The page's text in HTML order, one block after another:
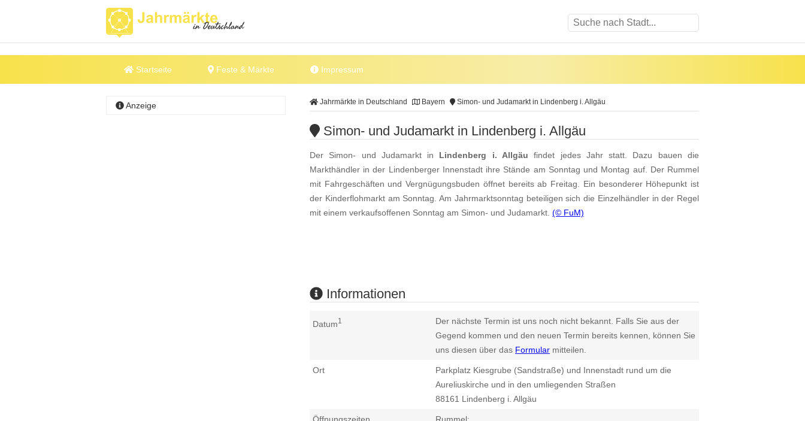
Startseite Feste & Märkte Impressum
Jahrmärkte in Deutschland Bayern Simon- und Judamarkt in Lindenberg i. Allgäu
Simon- und Judamarkt in Lindenberg i. Allgäu
Der Simon- und Judamarkt in Lindenberg i. Allgäu findet jedes Jahr statt. Dazu bauen die
Markthändler in der Lindenberger Innenstadt ihre Stände am Sonntag und Montag auf. Der Rummel
mit Fahrgeschäften und Vergnügungsbuden öffnet bereits ab Freitag. Ein besonderer Höhepunkt ist
der Kinderflohmarkt am Sonntag. Am Jahrmarktsonntag beteiligen sich die Einzelhändler in der Regel
mit einem verkaufsoffenen Sonntag am Simon- und Judamarkt. (© FuM)
Informationen
Datum1
Der nächste Termin ist uns noch nicht bekannt. Falls Sie aus der
Gegend kommen und den neuen Termin bereits kennen, können Sie
uns diesen über das Formular mitteilen.
Ort
Parkplatz Kiesgrube (Sandstraße) und Innenstadt rund um die
Aureliuskirche und in den umliegenden Straßen
88161 Lindenberg i. Allgäu
Anzeige